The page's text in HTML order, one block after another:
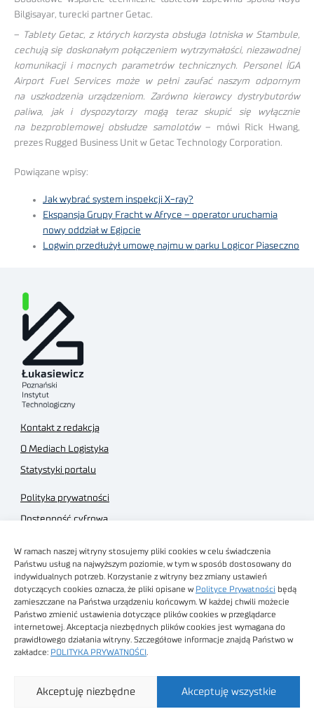
W ramach naszej witryny stosujemy pliki cookies w celu świadczenia
Państwu usług na najwyższym poziomie, w tym w sposób dostosowany do
indywidualnych potrzeb. Korzystanie z witryny bez zmiany ustawień
dotyczących cookies oznacza, że pliki opisane w Polityce Prywatności będą
zamieszczane na Państwa urządzeniu końcowym. W każdej chwili możecie
Państwo zmienić ustawienia dotyczące plików cookies w przeglądarce
internetowej. Akceptacja niezbędnych plików cookies jest wymagana do
prawidłowego działania witryny. Szczegółowe informacje znajdą Państwo w
zakładce: POLITYKA PRYWATNOŚCI
Akceptuję wszystkie
Akceptuję niezbędne
Bilgisayar, turecki partner Getac.
– Tablety Getac, z których korzysta obsługa lotniska w Stambule,
cechują się doskonałym połączeniem wytrzymałości, niezawodnej
komunikacji i mocnych parametrów technicznych. Personel İGA
Airport Fuel Services może w pełni zaufać naszym odpornym
na uszkodzenia urządzeniom. Zarówno kierowcy dystrybutorów
paliwa, jak i dyspozytorzy mogą teraz skupić się wyłącznie
na bezproblemowej obsłudze samolotów– mówi Rick Hwang,
prezes Rugged Business Unit w Getac Technology Corporation.
Powiązane wpisy:
Jak wybrać system inspekcji X-ray?
Ekspansja Grupy Fracht w Afryce – operator uruchamia
nowy oddział w Egipcie
Logwin przedłużył umowę najmu w parku Logicor Piaseczno
Kontakt z redakcją
O Mediach Logistyka
Statystyki portalu
Polityka prywatności
Dostępność cyfrowa
Regulamin sklepu
Obrazy stockowe
autorstwa
Technologiczny